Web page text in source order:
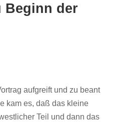
Beginn der
aufgreift und zu beant
kam es, daß das kleine
Teil und dann das